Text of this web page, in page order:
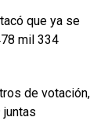
que ya se
mil 334
de votación,